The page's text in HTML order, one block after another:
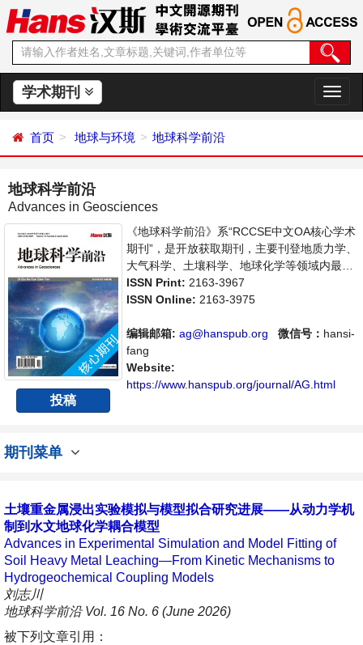
学术期刊
切
换
首页 地球与环境 地球科学前沿
地球科学前沿
Advances in Geosciences
投稿
《地球科学前沿》系“RCCSE中文OA核心学术
期刊”，是开放获取期刊，主要刊登地质力学、
大气科学、土壤科学、地球化学等领域内最新
研究进展及成果展示的相关论文。本刊支持思
想创新、学术创新，倡导科学，繁荣学术，集
科学家、学者、科研人员提供一个传播、分享
和讨论地球科学领域内不同方向问题与发展的
交流平台。
ISSN Print: 2163-3967
ISSN Online: 2163-3975
编辑邮箱: ag@hanspub.org 微信号： hansi-
fang
Website:
https://www.hanspub.org/journal/AG.html
期刊菜单
土壤重金属浸出实验模拟与模型拟合研究进展——从动力学机
制到水文地球化学耦合模型
Advances in Experimental Simulation and Model Fitting of
Soil Heavy Metal Leaching—From Kinetic Mechanisms to
Hydrogeochemical Coupling Models
刘志川
地球科学前沿 Vol. 16 No. 6 (June 2026)
被下列文章引用：